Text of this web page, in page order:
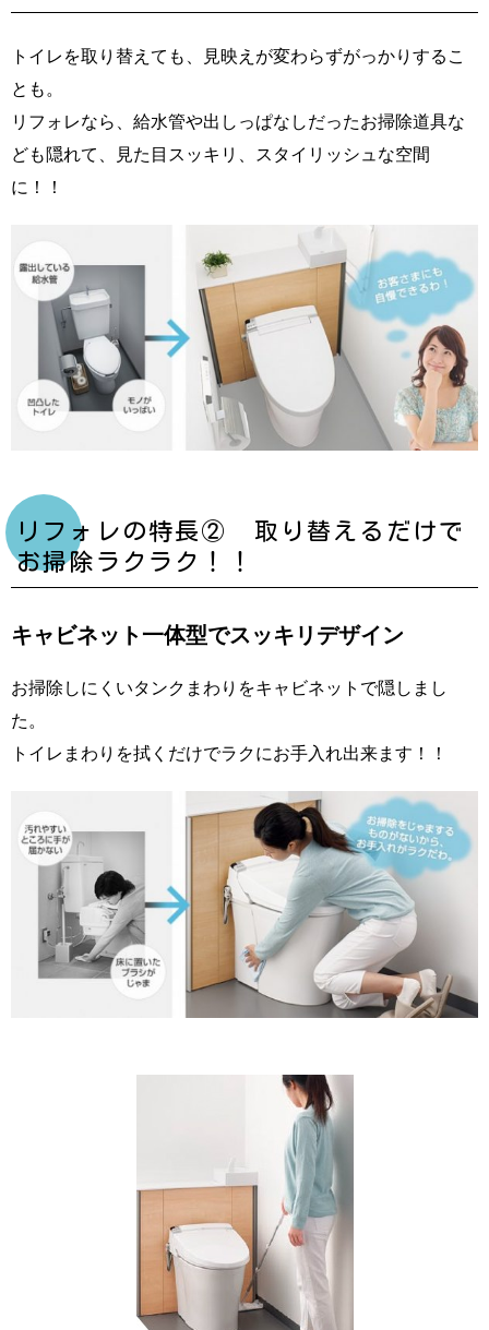
トイレを取り替えても、見映えが変わらずがっかりするこ
とも。
リフォレなら、給水管や出しっぱなしだったお掃除道具な
ども隠れて、見た目スッキリ、スタイリッシュな空間
に！！
リフォレの特長② 取り替えるだけで
お掃除ラクラク！！
キャビネット一体型でスッキリデザイン
お掃除しにくいタンクまわりをキャビネットで隠しまし
た。
トイレまわりを拭くだけでラクにお手入れ出来ます！！